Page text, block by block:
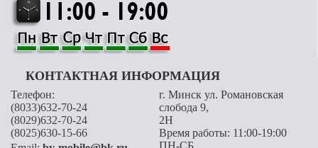
КОНТАКТНАЯ ИНФОРМАЦИЯ
Телефон:
(8033)632-70-24
(8029)632-70-24
(8025)630-15-66
г. Минск ул. Романовская
слобода 9,
2H
Время работы: 11:00-19:00
ПН-СБ